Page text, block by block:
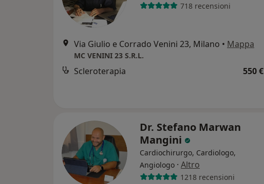
718 recensioni
Via Giulio e Corrado Venini 23, Milano • Mappa
MC VENINI 23 S.R.L.
Scleroterapia 550 €
Dr. Stefano Marwan
Mangini
Cardiochirurgo, Cardiologo,
Angiologo · Altro
1218 recensioni